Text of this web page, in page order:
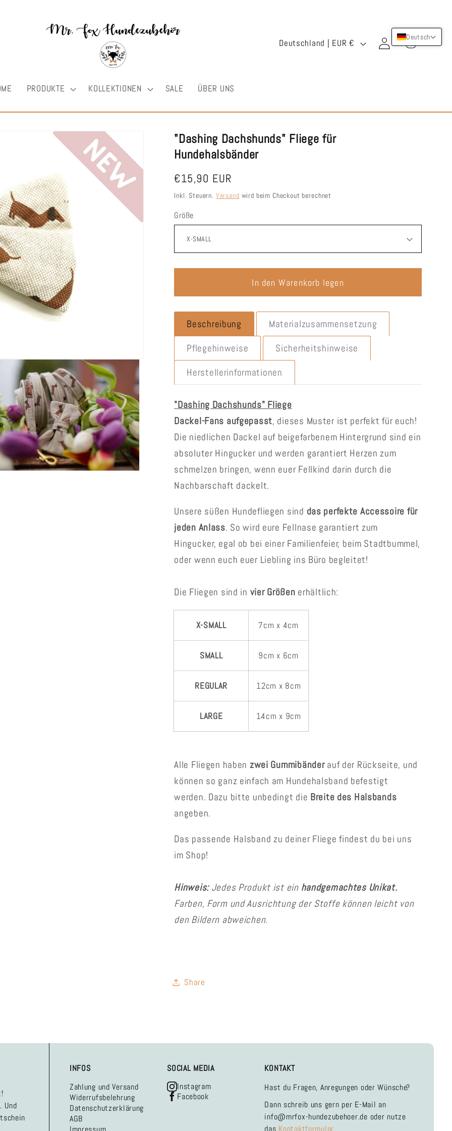
PRODUKTE KOLLEKTIONEN SALE ÜBER UNS
/
R
i
n
Deutschland | EUR € EinloggenWarenkorb
"Dashing Dachshunds" Fliege für
Hundehalsbänder
Normaler
Preis
€15,90 EUR
Inkl. Steuern. Versand wird beim Checkout berechnet
Größe
In den Warenkorb legen
Beschreibung
"Dashing Dachshunds" Fliege
Dackel-Fans aufgepasst, dieses Muster ist perfekt für euch!
Die niedlichen Dackel auf beigefarbenem Hintergrund sind ein
absoluter Hingucker und werden garantiert Herzen zum
schmelzen bringen, wenn euer Fellkind darin durch die
Nachbarschaft dackelt.
Unsere süßen Hundefliegen sind das perfekte Accessoire für
jeden Anlass. So wird eure Fellnase garantiert zum
Hingucker, egal ob bei einer Familienfeier, beim Stadtbummel,
oder wenn euch euer Liebling ins Büro begleitet!
Die Fliegen sind in vier Größen erhältlich:
X-SMALL 7cm x 4cm
SMALL 9cm x 6cm
REGULAR 12cm x 8cm
LARGE 14cm x 9cm
Alle Fliegen haben zwei Gummibänderauf der Rückseite, und
können so ganz einfach am Hundehalsband befestigt
werden. Dazu bitte unbedingt die Breite des Halsbands
angeben.
Das passende Halsband zu deiner Fliege findest du bei uns
im Shop!
Hinweis:Jedes Produkt ist ein handgemachtes Unikat.
Farben, Form und Ausrichtung der Stoffe können leicht von
den Bildern abweichen.
Materialzusammensetzung
Pflegehinweise
Sicherheitshinweise
Herstellerinformationen
Share
Und
INFOS
Zahlung und Versand
Widerrufsbelehrung
Datenschutzerklärung
AGB
SOCIAL MEDIA
Instagram
Facebook
KONTAKT
Hast du Fragen, Anregungen oder Wünsche?
Dann schreib uns gern per E-Mail an
info@mrfox-hundezubehoer.de oder nutze
das Kontaktformular.
Deutsch